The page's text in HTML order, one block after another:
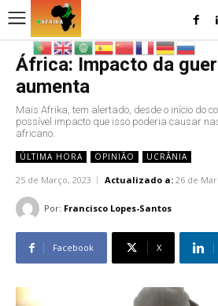
África: Impacto da
aumenta
Mais Afrika, tem alertado, desde o início do
possível impacto que isso poderia causar
africano.
ÚLTIMA HORA OPINIÃO UCRÂNIA
25 de Março, 2023 Actualizado a: 26 de
Por: Francisco Lopes-Santos
Facebook X